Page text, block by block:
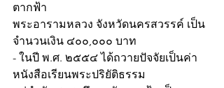
ตากฟ้า
พระอารามหลวง จังหวัดนครสวรรค์ เป็น
จำนวนเงิน ๔๐๐,๐๐๐ บาท
- ในปี พ.ศ. ๒๕๕๔ ได้ถวายปัจจัยเป็นค่า
หนังสือเรียนพระปริยัติธรรม